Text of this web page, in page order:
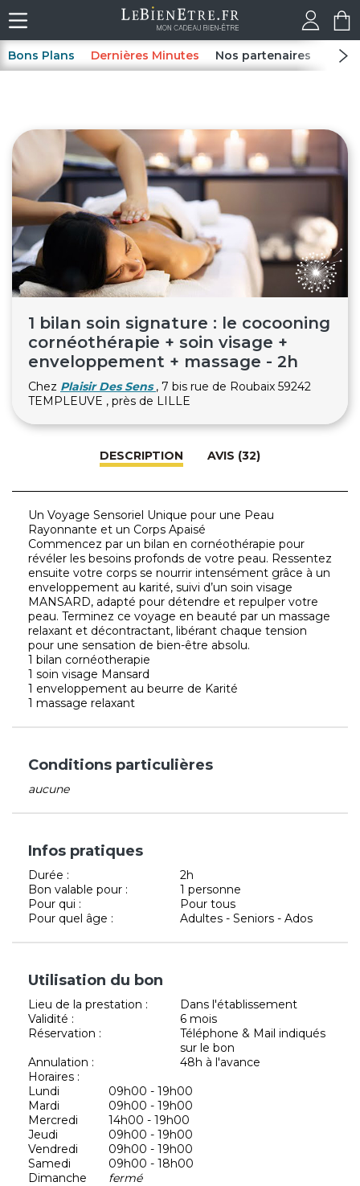
Bons Plans Dernières Minutes Nos partenaires Spas
1 bilan soin signature : le cocooning
cornéothérapie + soin visage +
enveloppement + massage - 2h
Chez Plaisir Des Sens , 7 bis rue de Roubaix 59242
TEMPLEUVE , près de LILLE
DESCRIPTION AVIS (32)
Un Voyage Sensoriel Unique pour une Peau
Rayonnante et un Corps Apaisé
Commencez par un bilan en cornéothérapie pour
révéler les besoins profonds de votre peau. Ressentez
ensuite votre corps se nourrir intensément grâce à un
enveloppement au karité, suivi d’un soin visage
MANSARD, adapté pour détendre et repulper votre
peau. Terminez ce voyage en beauté par un massage
relaxant et décontractant, libérant chaque tension
pour une sensation de bien-être absolu.
1 bilan cornéotherapie
1 soin visage Mansard
1 enveloppement au beurre de Karité
1 massage relaxant
Conditions particulières
aucune
Infos pratiques
Durée :
2h
Bon valable pour :
1 personne
Pour qui :
Pour tous
Pour quel âge :
Adultes - Seniors - Ados
Utilisation du bon
Lieu de la prestation :
Dans l'établissement
Validité :
6 mois
Réservation :
Téléphone & Mail indiqués
sur le bon
Annulation :
48h à l'avance
Horaires :
Lundi
09h00 - 19h00
Mardi
09h00 - 19h00
Mercredi
14h00 - 19h00
Jeudi
09h00 - 19h00
Vendredi
09h00 - 19h00
Samedi
09h00 - 18h00
Dimanche
fermé